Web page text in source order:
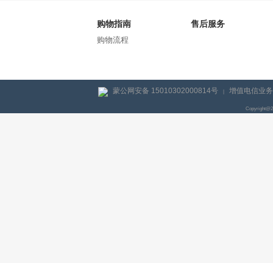
购物指南
购物流程
售后服务
蒙公网安备 15010302000814号 | 增值电信业